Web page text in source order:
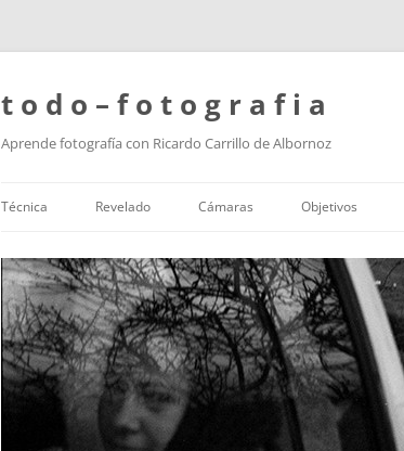
t o d o – f o t o g r a f i a
Aprende fotografía con Ricardo Carrillo de Albornoz
Técnica Revelado Cámaras Objetivos